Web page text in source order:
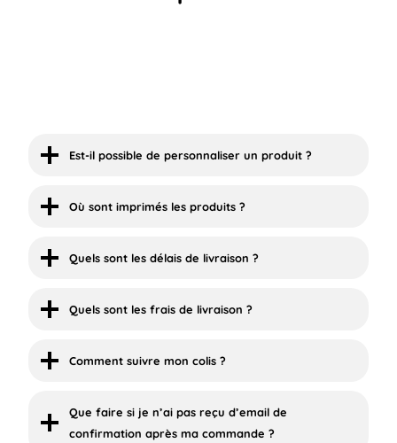
Est-il possible de personnaliser un produit ?
Où sont imprimés les produits ?
Quels sont les délais de livraison ?
Quels sont les frais de livraison ?
Comment suivre mon colis ?
Que faire si je n’ai pas reçu d’email de
confirmation après ma commande ?